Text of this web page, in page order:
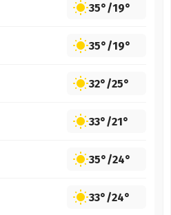
35°/19°
35°/19°
32°/25°
33°/21°
35°/24°
33°/24°